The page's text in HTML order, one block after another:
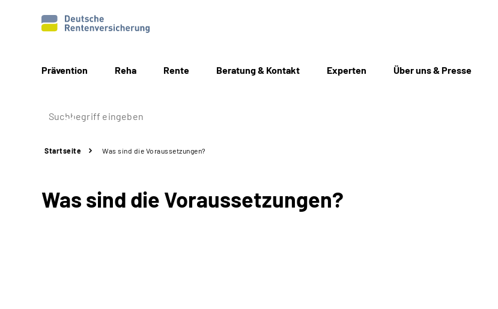
Prävention Reha Rente Beratung & Kontakt Experten Über uns & Presse
Startseite Was sind die Voraussetzungen?
Was sind die Voraussetzungen?